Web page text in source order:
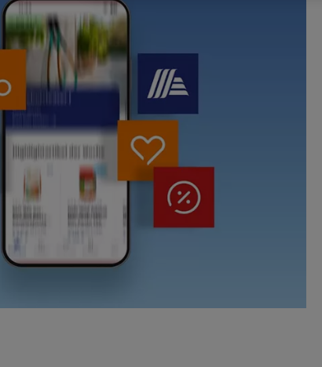
Datenschutzerklärung zur Verfügung.
Übersicht der Webseitenbetreiber